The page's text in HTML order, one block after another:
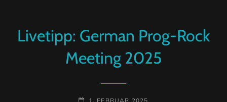
Livetipp: German Prog-Rock
Meeting 2025
POSTED-
1. FEBRUAR 2025